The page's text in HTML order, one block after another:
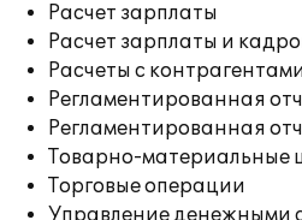
Расчет зарплаты
Расчет зарплаты и
Расчеты с контрагентами
Регламентированная
Регламентированная
Товарно-материальные
Торговые операции
Управление денежными